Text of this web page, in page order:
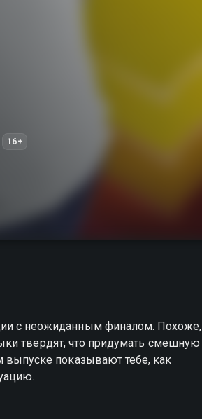
16+
с неожиданным финалом. Похоже,
твердят, что придумать смешную
показывают тебе, как
бесплатно в хорошем HD качестве